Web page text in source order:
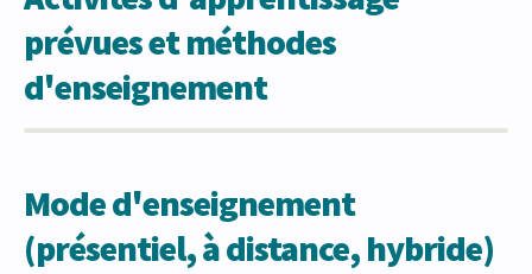
prévues et méthodes
d'enseignement
Mode d'enseignement
(présentiel, à distance, hybride)